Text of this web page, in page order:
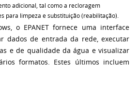
adicional, tal como a recloragem
para limpeza e substituição (reabilitação).
o EPANET fornece uma interface
dados de entrada da rede, executar
e de qualidade da água e visualizar
formatos. Estes últimos incluem